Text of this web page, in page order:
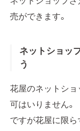
売ができます。
ネットショッ
う
花屋のネットシ
可はいりません。
ですが花屋に限ら